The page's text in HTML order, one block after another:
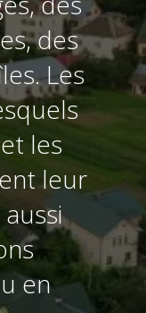
des
Les
les
leur
en